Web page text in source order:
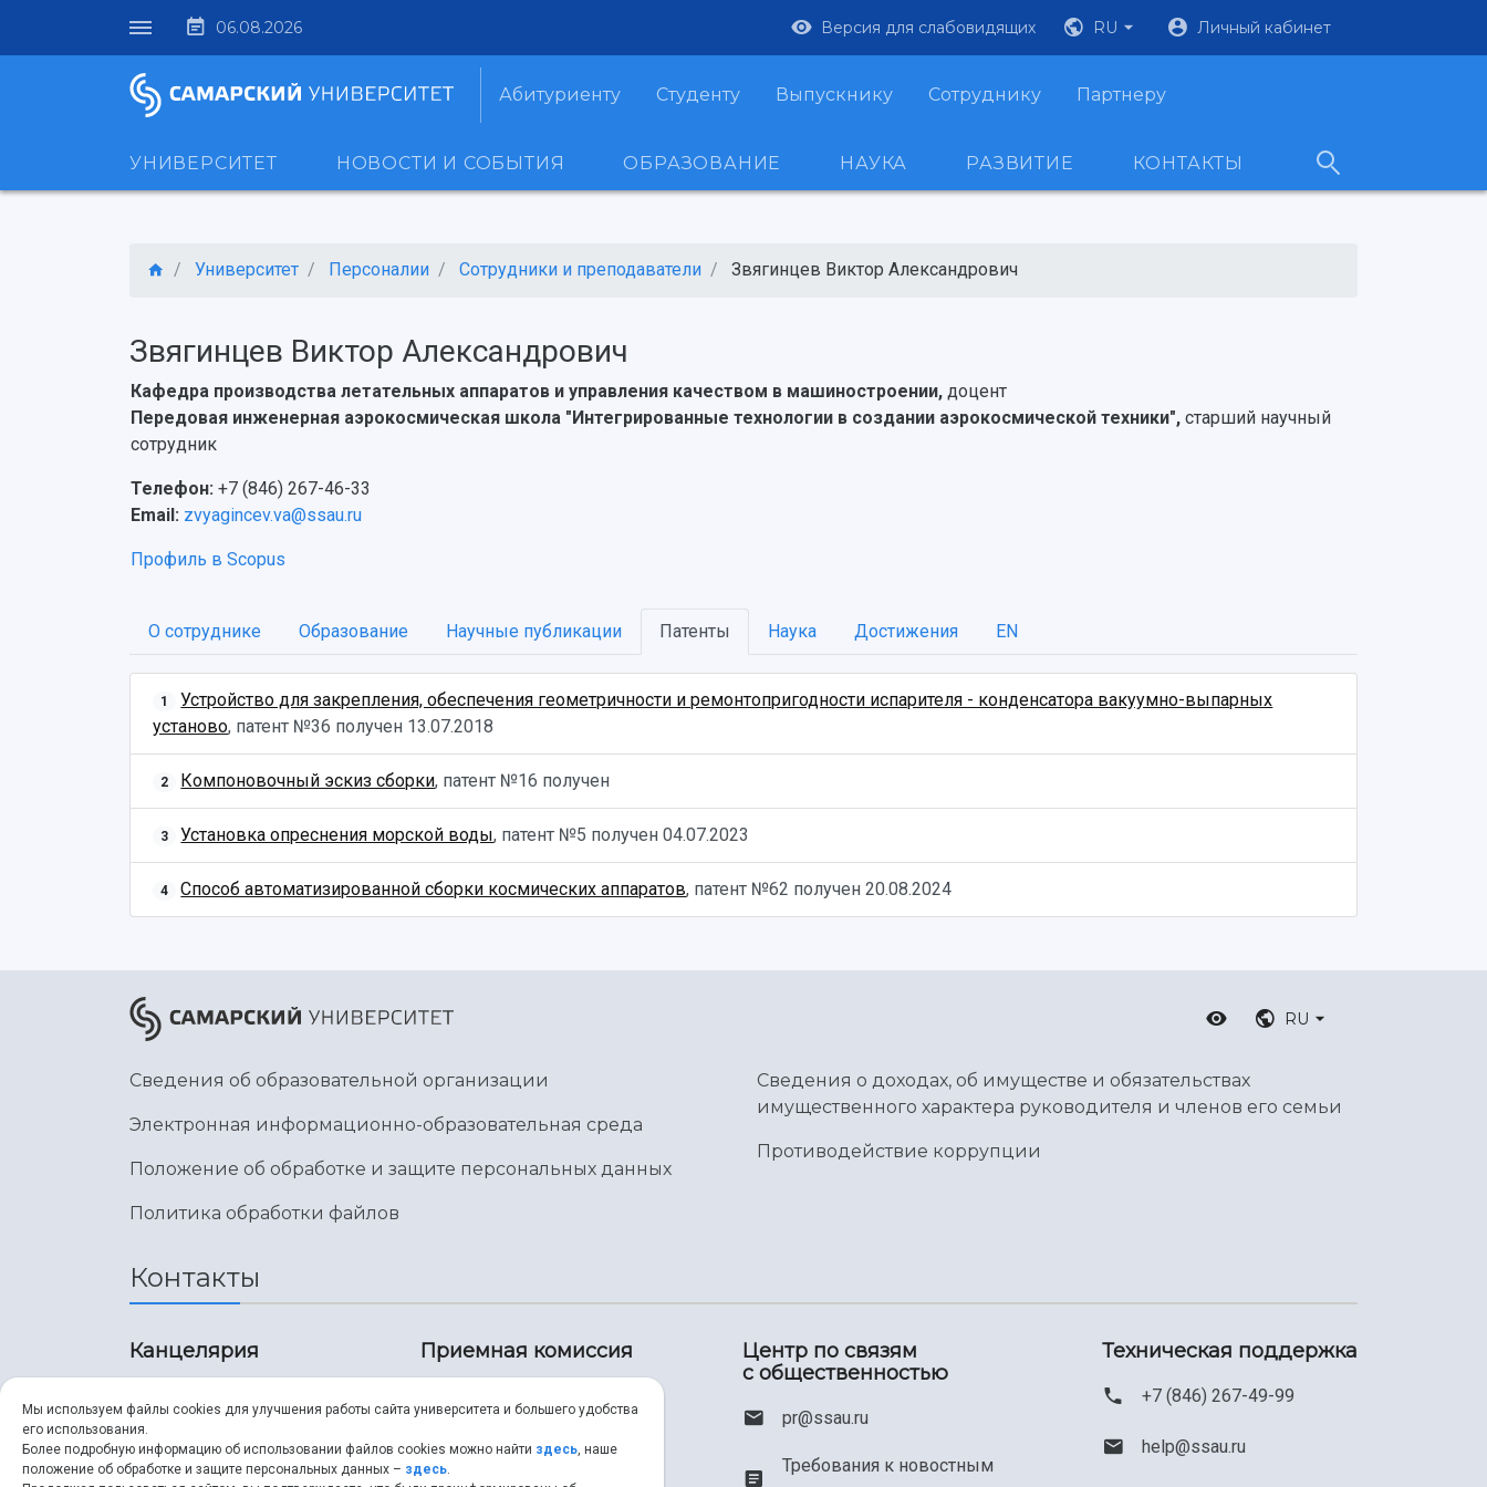
06.08.2026 Версия для слабовидящих RU Личный кабинет
Абитуриенту Студенту Выпускнику Сотруднику Партнеру
УНИВЕРСИТЕТ НОВОСТИ И СОБЫТИЯ ОБРАЗОВАНИЕ НАУКА РАЗВИТИЕ КОНТАКТЫ
Университет Персоналии Сотрудники и преподаватели Звягинцев Виктор Александрович
Звягинцев Виктор Александрович
Кафедра производства летательных аппаратов и управления качеством в машиностроении, доцент
Передовая инженерная аэрокосмическая школа "Интегрированные технологии в создании аэрокосмической техники", старший научный
сотрудник
Телефон: +7 (846) 267-46-33
Email: zvyagincev.va@ssau.ru
Профиль в Scopus
О сотруднике Образование Научные публикации Патенты Наука Достижения EN
1
Устройство для закрепления, обеспечения геометричности и ремонтопригодности испарителя - конденсатора вакуумно-выпарных
установо, патент №36 получен 13.07.2018
2 Компоновочный эскиз сборки, патент №16 получен
3 Установка опреснения морской воды, патент №5 получен04.07.2023
4 Способ автоматизированной сборки космических аппаратов, патент №62 получен20.08.2024
RU
Сведения об образовательной организации
Электронная информационно-образовательная среда
Положение об обработке и защите персональных данных
Политика обработки файлов
Сведения о доходах, об имуществе и обязательствах
имущественного характера руководителя и членов его семьи
Противодействие коррупции
Контакты
Канцелярия
8 (846) 267-43-70
Приемная комиссия
8 (846) 267-48-67
Центр по связям
с общественностью
pr@ssau.ru
Требования к новостным
Техническая поддержка
+7 (846) 267-49-99
help@ssau.ru
Мы используем файлы cookies для улучшения работы сайта университета и большего удобства
его использования.
Более подробную информацию об использовании файлов cookies можно найти здесь, наше
положение об обработке и защите персональных данных – здесь.